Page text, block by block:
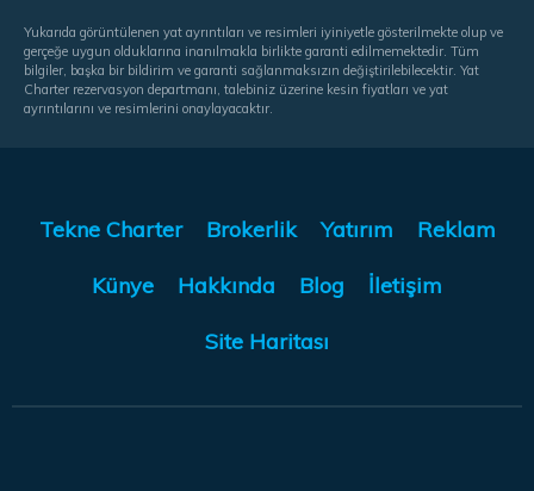
Yukarıda görüntülenen yat ayrıntıları ve resimleri iyiniyetle gösterilmekte olup ve
gerçeğe uygun olduklarına inanılmakla birlikte garanti edilmemektedir. Tüm
bilgiler, başka bir bildirim ve garanti sağlanmaksızın değiştirilebilecektir. Yat
Charter rezervasyon departmanı, talebiniz üzerine kesin fiyatları ve yat
ayrıntılarını ve resimlerini onaylayacaktır.
Tekne Charter Brokerlik Yatırım Reklam
Künye Hakkında Blog İletişim
Site Haritası